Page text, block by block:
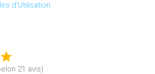
d’Utilisation
21 avis)